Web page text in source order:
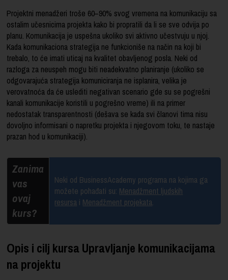
Projektni menadžeri troše 60–90% svog vremena na komunikaciju sa
ostalim učesnicima projekta kako bi propratili da li se sve odvija po
planu. Komunikacija je uspešna ukoliko svi aktivno učestvuju u njoj.
Kada komunikaciona strategija ne funkcioniše na način na koji bi
trebalo, to će imati uticaj na kvalitet obavljenog posla. Neki od
razloga za neuspeh mogu biti neadekvatno planiranje (ukoliko se
odgovarajuća strategija komuniciranja ne isplanira, velika je
verovatnoća da će uslediti negativan scenario gde su se pogrešni
kanali komunikacije koristili u pogrešno vreme) ili na primer
nedostatak transparentnosti (dešava se kada svi članovi tima nisu
dovoljno informisani o napretku projekta i njegovom toku, te nastaje
prazan hod u komunikaciji).
Zanima
vas
ovaj
kurs?
Neki od BusinessAcademy programa na kojima ga
možete pohađati su: Menadžment ljudskih
resursa i Menadžment projekata.
Opis i cilj kursa Upravljanje komunikacijama
na projektu